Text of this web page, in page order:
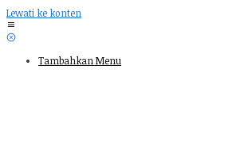
Lewati ke konten
Tambahkan Menu